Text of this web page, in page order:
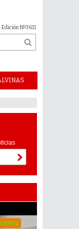
Edición Nº3611